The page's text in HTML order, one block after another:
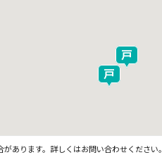
あります。詳しくはお問い合わせください。